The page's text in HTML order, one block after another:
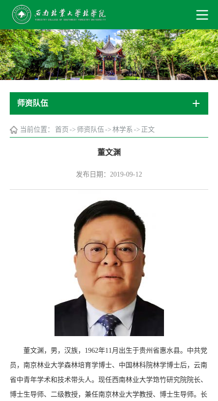
师资队伍
当前位置： 首页 -> 师资队伍 -> 林学系 -> 正文
董文渊
发布日期：2019-09-12
董文渊，男，汉族，1962年11月出生于贵州省惠水县。中共党
员，南京林业大学森林培育学博士、中国林科院林学博士后，云南
省中青年学术和技术带头人。现任西南林业大学筇竹研究院院长、
博士生导师、二级教授，兼任南京林业大学教授、博士生导师。长